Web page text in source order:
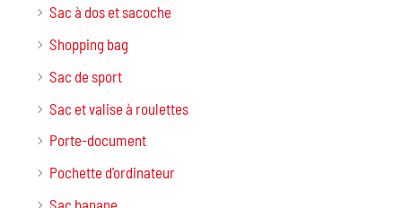
Sac à dos et sacoche
Shopping bag
Sac de sport
Sac et valise à roulettes
Porte-document
Pochette d'ordinateur
Sac banane